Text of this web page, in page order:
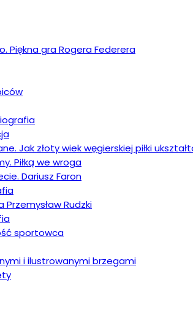
Piękna gra Rogera Federera
Jak złoty wiek węgierskiej piłki
Piłką we wroga
Dariusz Faron
Przemysław Rudzki
sportowca
i ilustrowanymi brzegami